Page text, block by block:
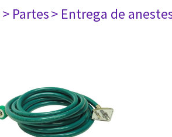
> Partes> Entrega de